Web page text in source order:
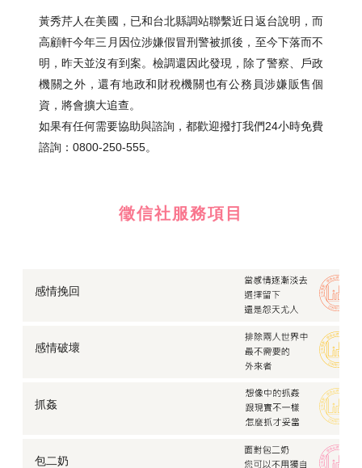
黃秀芹人在美國，已和台北縣調站聯繫近日返台說明，而
高顧軒今年三月因位涉嫌假冒刑警被抓後，至今下落而不
明，昨天並沒有到案。檢調還因此發現，除了警察、戶政
機關之外，還有地政和財稅機關也有公務員涉嫌販售個
資，將會擴大追查。
如果有任何需要協助與諮詢，都歡迎撥打我們24小時免費
諮詢：0800-250-555。
徵信社服務項目
感情挽回
感情破壞
抓姦
包二奶